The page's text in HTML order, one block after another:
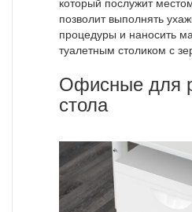
позволит выполнять
процедуры и наносить
туалетным столиком с
Офисные для
стола